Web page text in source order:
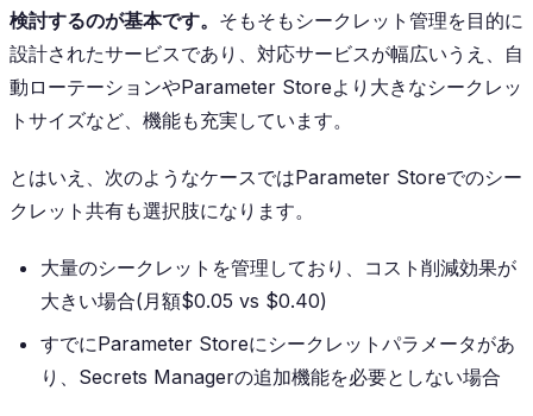
検討するのが基本です。 そもそもシークレット管理を目的に
設計されたサービスであり、対応サービスが幅広いうえ、自
動ローテーションやParameter Storeより大きなシークレッ
トサイズなど、機能も充実しています。
とはいえ、次のようなケースではParameter Storeでのシー
クレット共有も選択肢になります。
大量のシークレットを管理しており、コスト削減効果が
大きい場合(月額$0.05 vs $0.40)
すでにParameter Storeにシークレットパラメータがあ
り、Secrets Managerの追加機能を必要としない場合